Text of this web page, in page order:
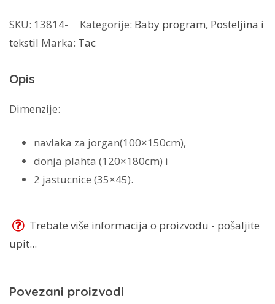
bebe
Bambi
SKU: 13814- Kategorije: Baby program, Posteljina i
tekstil Marka: Tac
Opis
Dimenzije:
navlaka za jorgan(100×150cm),
donja plahta (120×180cm) i
2 jastucnice (35×45).
Trebate više informacija o proizvodu - pošaljite
upit...
Povezani proizvodi